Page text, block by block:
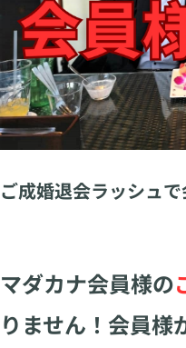
ご成婚退会ラッシュ
マダカナ会員様の
りません！会員様